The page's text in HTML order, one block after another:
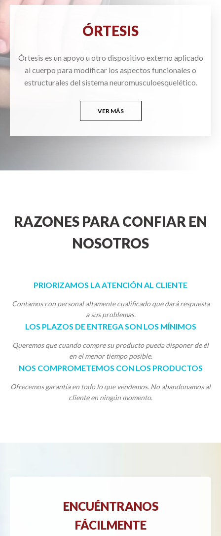
ÓRTESIS
Órtesis es un apoyo u otro dispositivo externo aplicado
al cuerpo para modificar los aspectos funcionales o
estructurales del sistema neuromusculoesquelético.
VER MÁS
RAZONES PARA CONFIAR EN
NOSOTROS
PRIORIZAMOS LA ATENCIÓN AL CLIENTE
Contamos con personal altamente cualificado que dará respuesta
a sus problemas.
LOS PLAZOS DE ENTREGA SON LOS MÍNIMOS
Queremos que cuando compre su producto pueda disponer de él
en el menor tiempo posible.
NOS COMPROMETEMOS CON LOS PRODUCTOS
Ofrecemos garantía en todo lo que vendemos. No abandonamos al
cliente en ningún momento.
ENCUÉNTRANOS
FÁCILMENTE